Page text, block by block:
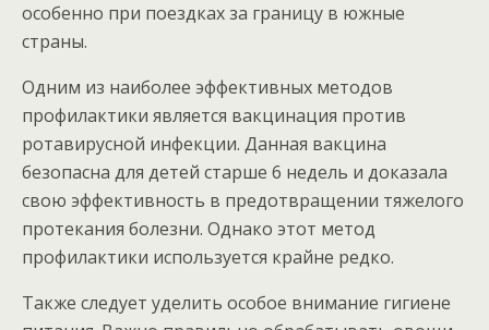
особенно при поездках за границу в южные
страны.
Одним из наиболее эффективных методов
профилактики является вакцинация против
ротавирусной инфекции. Данная вакцина
безопасна для детей старше 6 недель и доказала
свою эффективность в предотвращении тяжелого
протекания болезни. Однако этот метод
профилактики используется крайне редко.
Также следует уделить особое внимание гигиене